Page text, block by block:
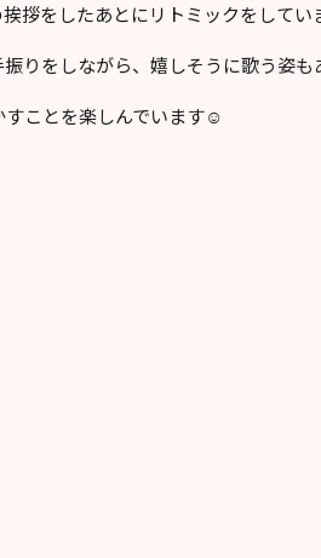
拶をしたあとにリトミックをしてい
りをしながら、嬉しそうに歌う姿
すことを楽しんでいます☺️